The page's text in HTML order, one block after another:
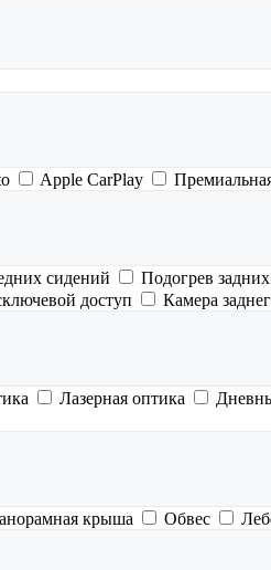
Apple CarPlay
сидений Подогрев
доступ Камера
Лазерная оптика
крыша Обвес